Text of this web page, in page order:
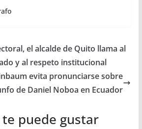
el alcalde de Quito llama al
y al respeto institucional
evita pronunciarse sobre
de Daniel Noboa en Ecuador
puede gustar